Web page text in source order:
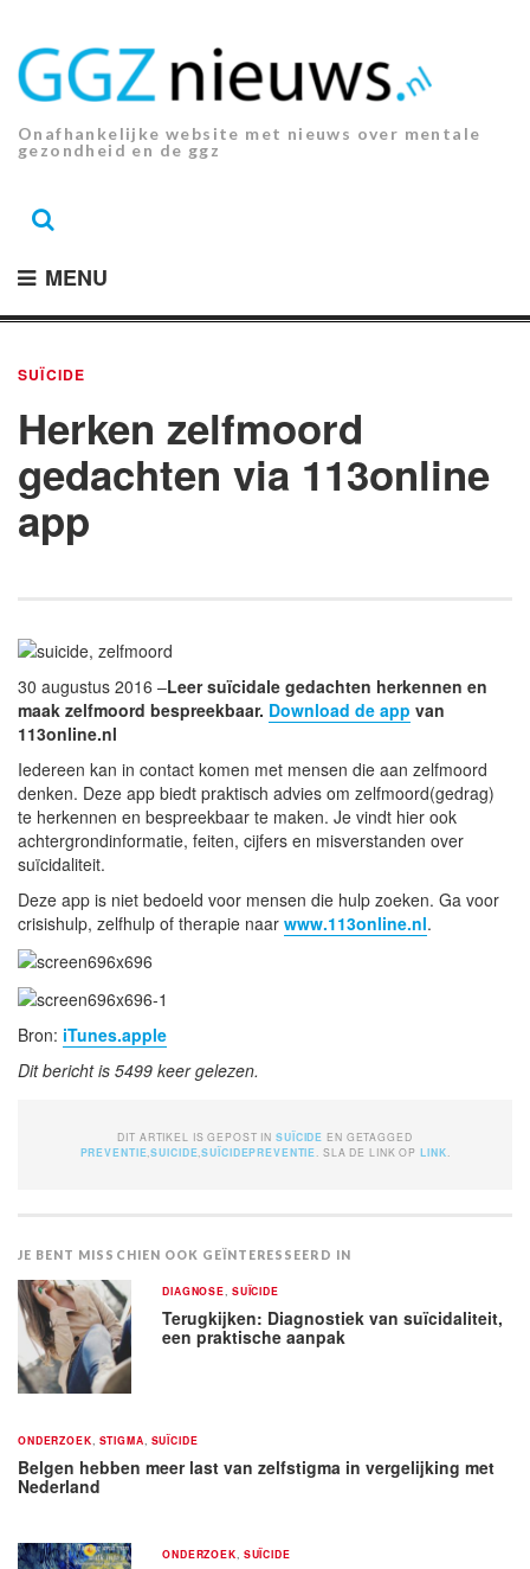
inhoud.
Onafhankelijke website met nieuws over mentale
gezondheid en de ggz
MENU
SUÏCIDE
Herken zelfmoord
gedachten via 113online
app
30 augustus 2016 –Leer suïcidale gedachten herkennen en
maak zelfmoord bespreekbaar. Download de app van
113online.nl
Iedereen kan in contact komen met mensen die aan zelfmoord
denken. Deze app biedt praktisch advies om zelfmoord(gedrag)
te herkennen en bespreekbaar te maken. Je vindt hier ook
achtergrondinformatie, feiten, cijfers en misverstanden over
suïcidaliteit.
Deze app is niet bedoeld voor mensen die hulp zoeken. Ga voor
crisishulp, zelfhulp of therapie naar www.113online.nl.
Bron: iTunes.apple
Dit bericht is 5499 keer gelezen.
DIT ARTIKEL IS GEPOST INSUÏCIDE EN GETAGGED
PREVENTIE,SUICIDE,SUÏCIDEPREVENTIE. SLA DE LINK OPLINK.
JE BENT MISSCHIEN OOK GEÏNTERESSEERD IN
DIAGNOSE, SUÏCIDE
Terugkijken: Diagnostiek van suïcidaliteit,
een praktische aanpak
ONDERZOEK, STIGMA, SUÏCIDE
Belgen hebben meer last van zelfstigma in vergelijking met
Nederland
ONDERZOEK, SUÏCIDE